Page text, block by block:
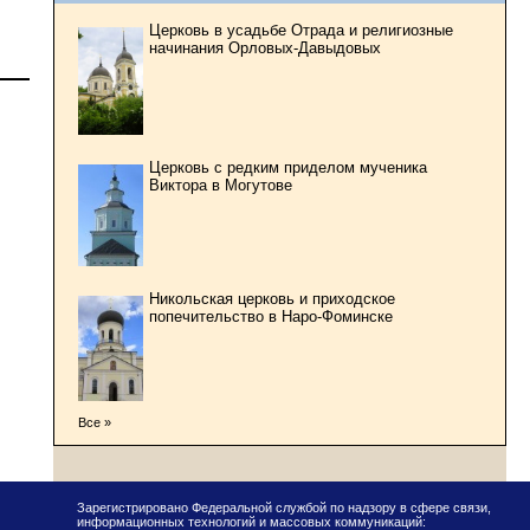
Церковь в усадьбе Отрада и религиозные
начинания Орловых-Давыдовых
Церковь с редким приделом мученика
Виктора в Могутове
Никольская церковь и приходское
попечительство в Наро-Фоминске
Все »
Зарегистрировано Федеральной службой по надзору в сфере связи,
информационных технологий и массовых коммуникаций: